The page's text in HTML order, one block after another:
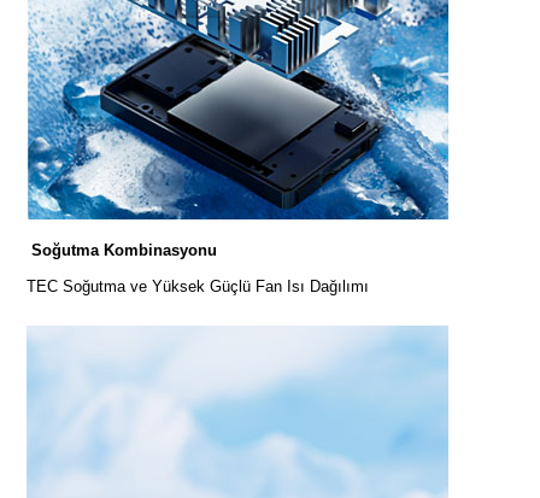
Soğutma Kombinasyonu
TEC Soğutma ve Yüksek Güçlü Fan Isı Dağılımı